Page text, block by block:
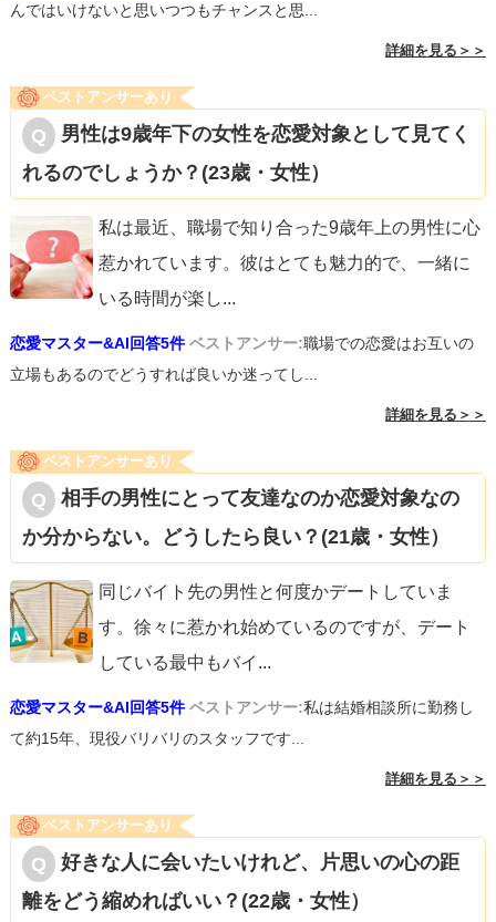
んではいけないと思いつつもチャンスと思...
詳細を見る＞＞
ベストアンサーあり
男性は9歳年下の女性を恋愛対象として見てく
れるのでしょうか？(23歳・女性）
私は最近、職場で知り合った9歳年上の男性に心
惹かれています。彼はとても魅力的で、一緒に
いる時間が楽し...
恋愛マスター&AI回答5件 ベストアンサー:職場での恋愛はお互いの
立場もあるのでどうすれば良いか迷ってし...
詳細を見る＞＞
ベストアンサーあり
相手の男性にとって友達なのか恋愛対象なの
か分からない。どうしたら良い？(21歳・女性）
同じバイト先の男性と何度かデートしていま
す。徐々に惹かれ始めているのですが、デート
している最中もバイ ...
恋愛マスター&AI回答5件 ベストアンサー:私は結婚相談所に勤務し
て約15年、現役バリバリのスタッフです...
詳細を見る＞＞
ベストアンサーあり
好きな人に会いたいけれど、片思いの心の距
離をどう縮めればいい？(22歳・女性）